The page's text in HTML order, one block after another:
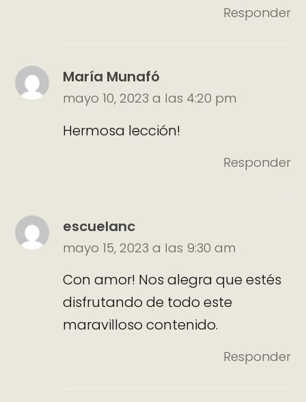
Responder
María Munafó
mayo 10, 2023 a las 4:20 pm
Hermosa lección!
Responder
escuelanc
mayo 15, 2023 a las 9:30 am
Con amor! Nos alegra que estés
disfrutando de todo este
maravilloso contenido.
Responder